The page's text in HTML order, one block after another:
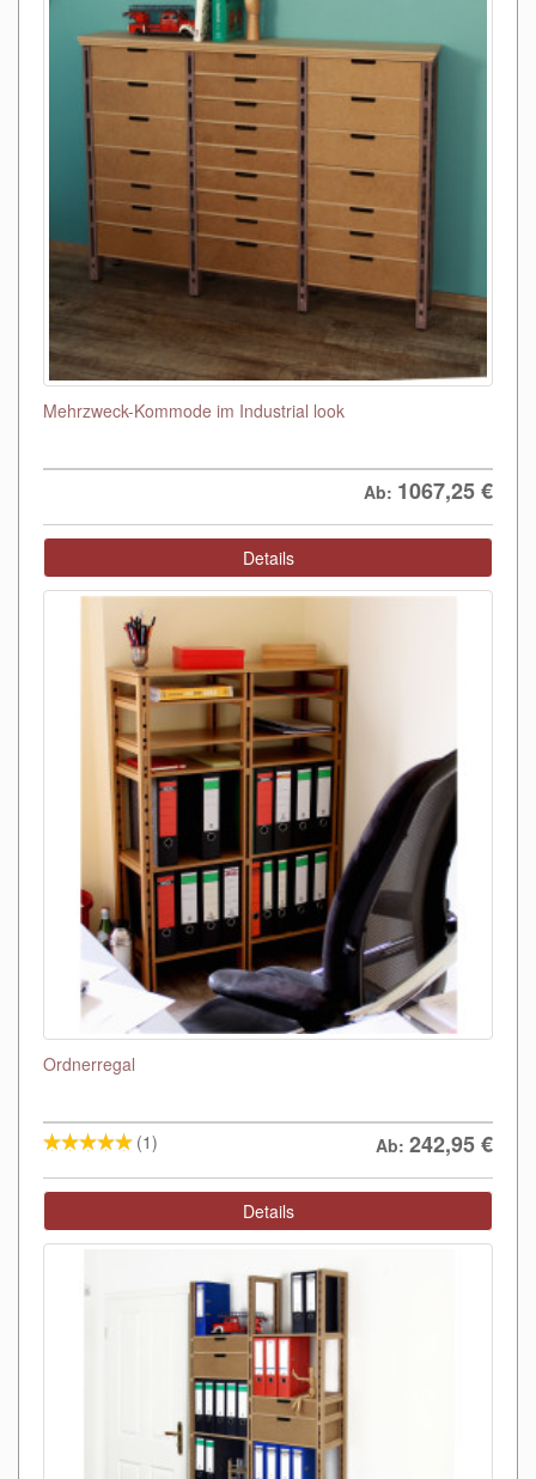
Mehrzweck-Kommode im Industrial look
Ab: 1067,25€
Details
Ordnerregal
(1) Ab: 242,95€
Details